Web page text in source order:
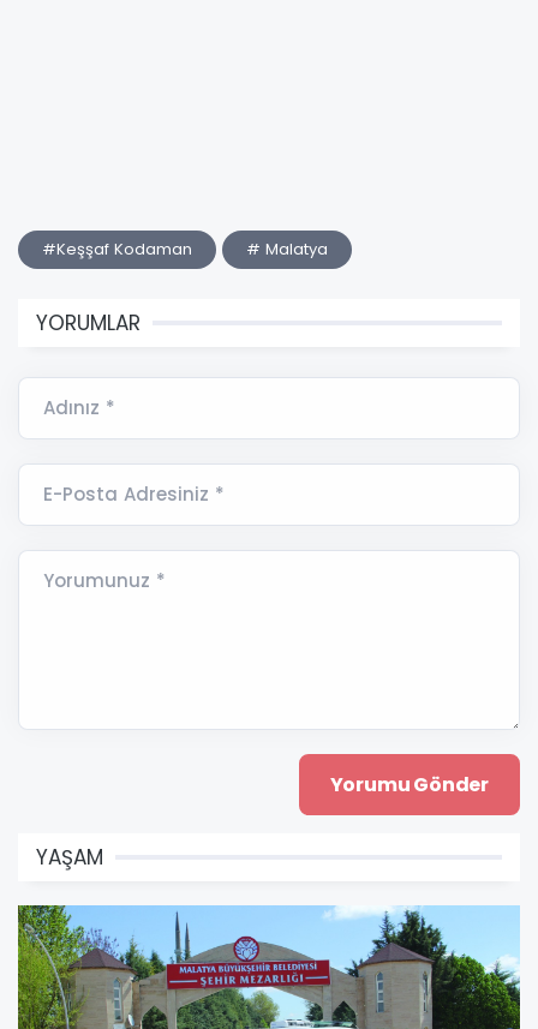
#Keşşaf Kodaman # Malatya
YORUMLAR
Adınız *
E-Posta Adresiniz *
Yorumunuz *
YAŞAM